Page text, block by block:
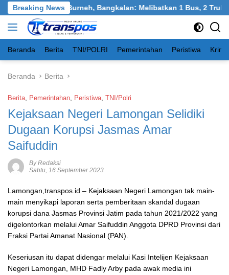
Langsung
ke
konten
Breaking News
Tangkel, Burneh, Bangkalan: Melibatkan 1 Bus, 2 Truk, 1
Beranda Berita TNI/POLRI Pemerintahan Peristiwa
Beranda Berita
Berita, Pemerintahan, Peristiwa, TNI/Polri
Kejaksaan Negeri Lamongan Selidiki
Dugaan Korupsi Jasmas Amar
Saifuddin
By Redaksi
Sabtu, 16 September 2023
Lamongan,transpos.id – Kejaksaan Negeri Lamongan tak main-
main menyikapi laporan serta pemberitaan skandal dugaan
korupsi dana Jasmas Provinsi Jatim pada tahun 2021/2022 yang
digelontorkan melalui Amar Saifuddin Anggota DPRD Provinsi dari
Fraksi Partai Amanat Nasional (PAN).
Keseriusan itu dapat didengar melalui Kasi Intelijen Kejaksaan
Negeri Lamongan, MHD Fadly Arby pada awak media ini